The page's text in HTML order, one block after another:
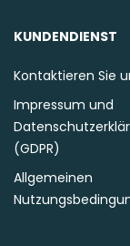
KUNDENDIENST
Kontaktieren Sie
Impressum und
(GDPR)
Allgemeinen